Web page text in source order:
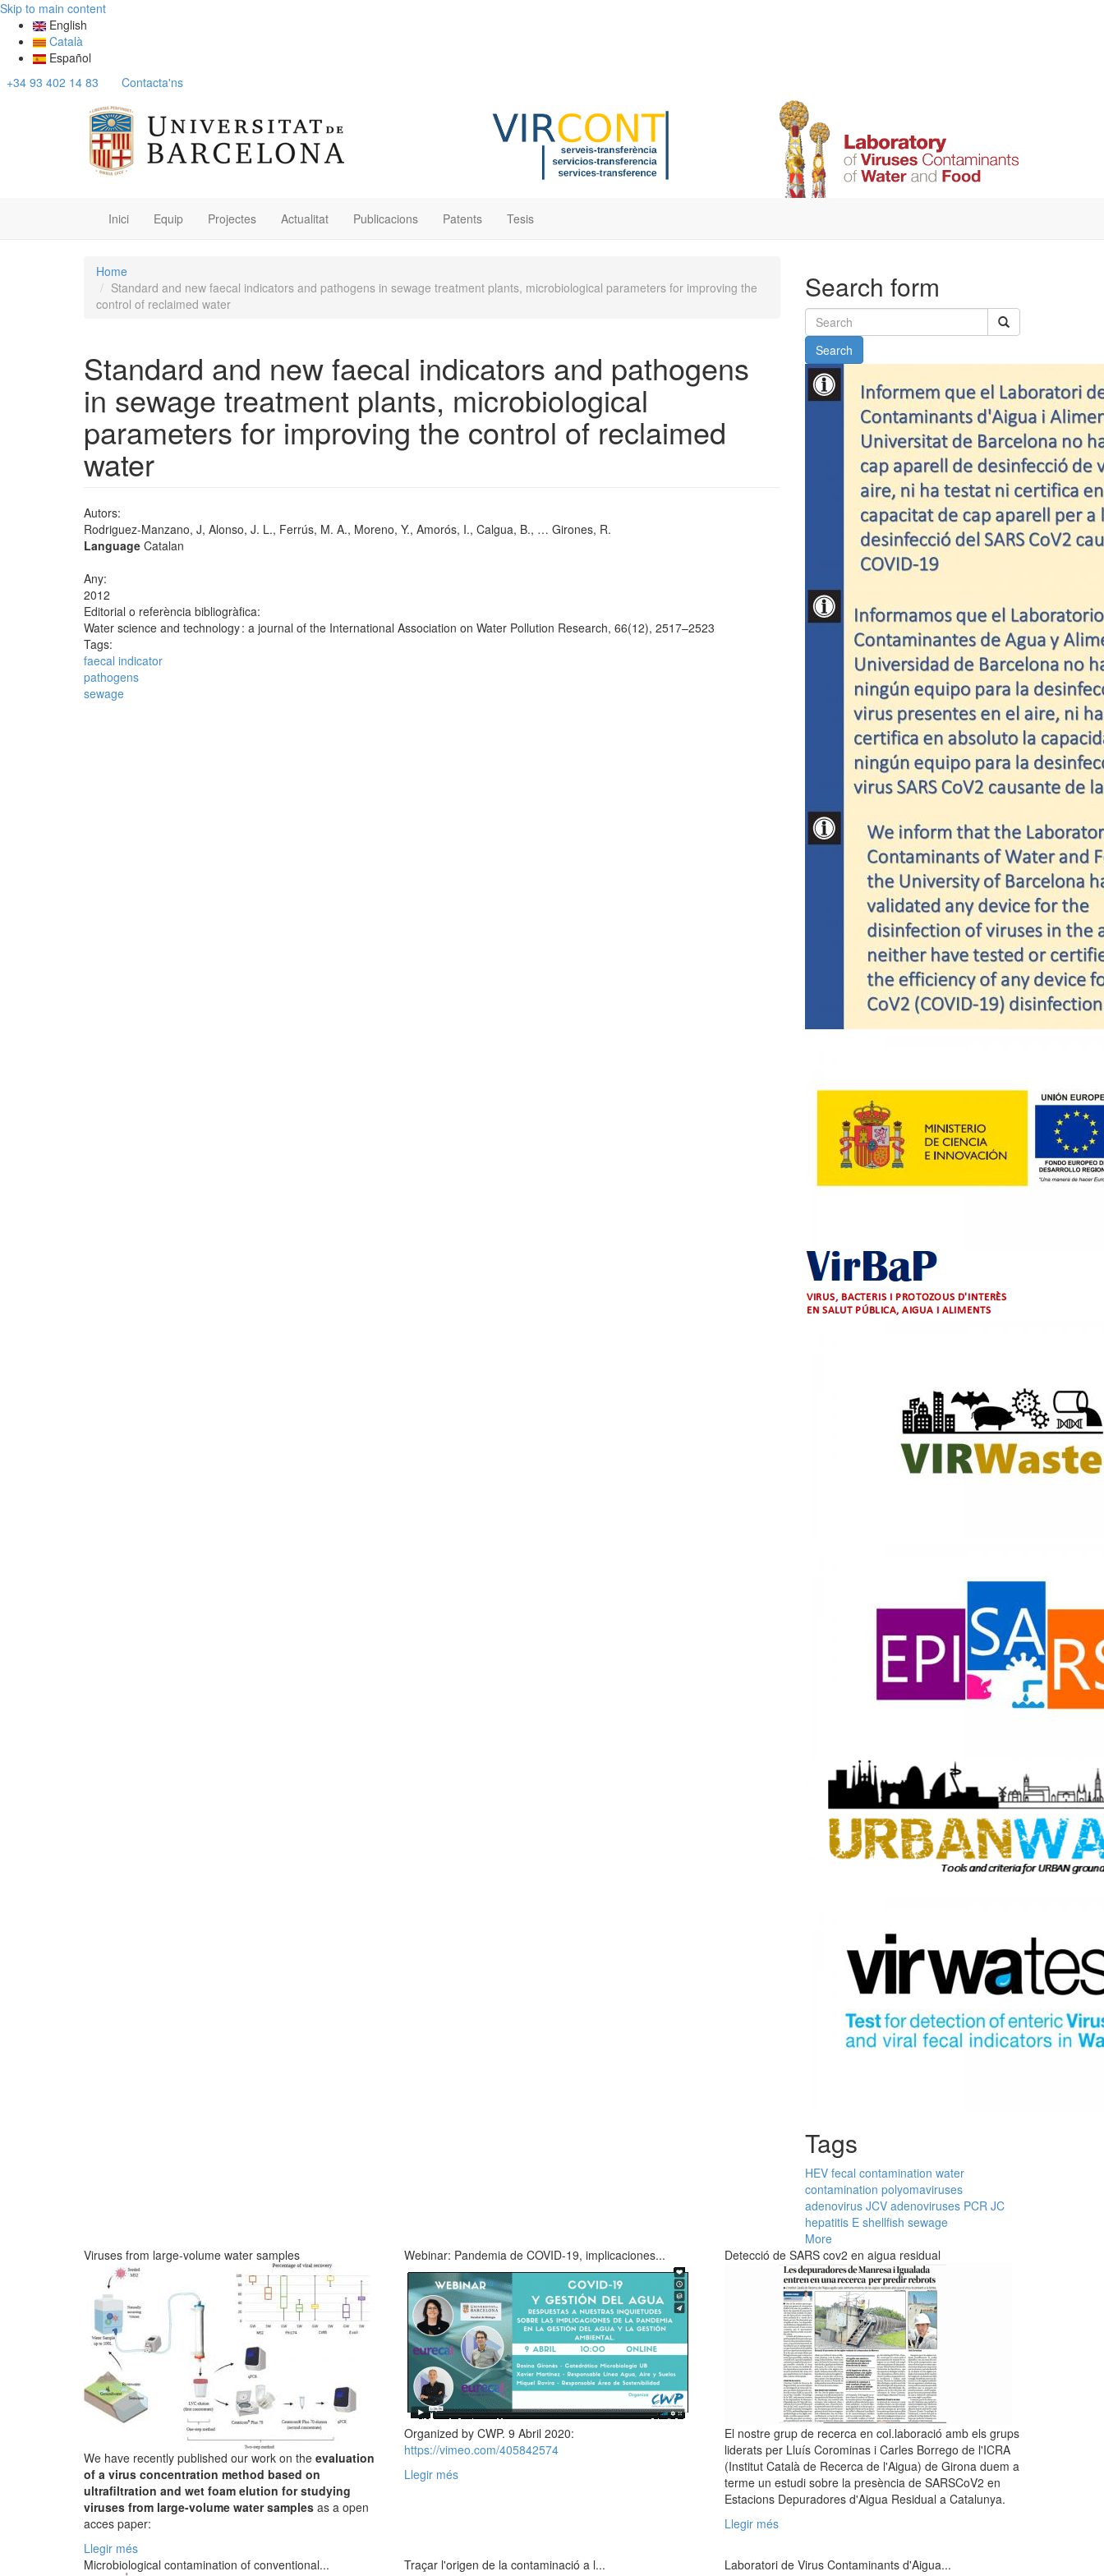
Skip to main content
English
Català
Español
+34 93 402 14 83
Contacta'ns
Inici Equip Projectes Actualitat Publicacions Patents Tesis
Home
Standard and new faecal indicators and pathogens in sewage treatment plants, microbiological parameters for improving the
control of reclaimed water
Standard and new faecal indicators and pathogens
in sewage treatment plants, microbiological
parameters for improving the control of reclaimed
water
Autors:
Rodriguez-Manzano, J, Alonso, J. L., Ferrús, M. A., Moreno, Y., Amorós, I., Calgua, B., … Girones, R.
Language Catalan
Any:
2012
Editorial o referència bibliogràfica:
Water science and technology : a journal of the International Association on Water Pollution Research, 66(12), 2517–2523
Tags:
faecal indicator
pathogens
sewage
Search form
Search
Tags
HEV fecal contamination water
contamination polyomaviruses
adenovirus JCV adenoviruses PCR JC
hepatitis E shellfish sewage
More
Viruses from large-volume water samples
We have recently published our work on the evaluation
of a virus concentration method based on
ultrafiltration and wet foam elution for studying
viruses from large-volume water samples as a open
acces paper:
Llegir més
Webinar: Pandemia de COVID-19, implicaciones...
Organized by CWP. 9 Abril 2020:
https://vimeo.com/405842574
Llegir més
Detecció de SARS cov2 en aigua residual
El nostre grup de recerca en col.laboració amb els grups
liderats per Lluís Corominas i Carles Borrego de l'ICRA
(Institut Català de Recerca de l'Aigua) de Girona duem a
terme un estudi sobre la presència de SARSCoV2 en
Estacions Depuradores d'Aigua Residual a Catalunya.
Llegir més
Microbiological contamination of conventional...
Traçar l'origen de la contaminació a l...
Laboratori de Virus Contaminants d'Aigua...